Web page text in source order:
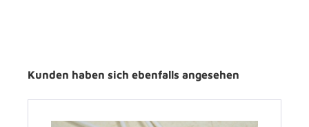
Kunden haben sich ebenfalls angesehen